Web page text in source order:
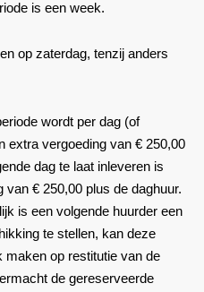
is een week.
op zaterdag, tenzij anders
wordt per dag (of
extra vergoeding van € 250,00
dag te laat inleveren is
€ 250,00 plus de daghuur.
is een volgende huurder een
te stellen, kan deze
op restitutie van de
de gereserveerde